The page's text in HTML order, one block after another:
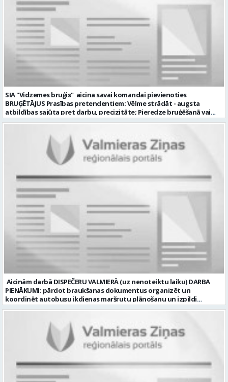
SIA "Vidzemes bruģis" aicina savai komandai pievienoties
BRUĢĒTĀJUS Prasības pretendentiem: Vēlme strādāt - augsta
atbildības sajūta pret darbu, precizitāte; Pieredze bruģēšanā vai
ceļu būvniecībā. Darba pienākumi: Bruģakmens ieklāšana; Ceļu, ielas
Bruģakmens pamatnes sagatavošana. Mēs nodrošinām: Stabilu
atalgojumu; Stabilu darbu ilgtermiņā; Nodrošinām ar darba
apģērbu un darba instrumentiem; Labus darba apstākļus. Darba
laika veids un režīms: normālais darba laiks; darba dienās 8.00-17.00;
sestdienas, svētdienas un svētku dienas brīvas. Darba objekti
Valmierā un tās apkārtnē (Vidzemē). CV ar amata norādi lūdzam
sūtīt uz e-pastu: vbrugis@inbox.lv Tālrunis informācijai: 26121050.
Profesija: BRUĢĒTĀJS Darba vietas adrese: LATVIJA, Alejas iela 10,
Valmiermuiža, Valmieras pag., Valmieras nov. Darba laika veids:
Normālais darba laiks Darba veids: Darbinieka amats uz nenoteiktu
laiku Slodze: Viena vesela slodze Darbības joma: Būvniecība /
Nekustamais īpašums Pieteikto vietu skaits: 1 Līgums: Darbinieka
amats uz nenoteiktu laiku Aktuāla līdz: 2026-08-20 Kontaktpersona:
CV lūdzam sūtīt uz e-pastu: vbrugis@inbox.lv
Aicinām darbā DISPEČERU VALMIERĀ (uz nenoteiktu laiku) DARBA
PIENĀKUMI: pārdot braukšanas dokumentus organizēt un
koordinēt autobusu ikdienas maršrutu plānošanu un izpildi
nodrošināt autobusu vadītāju dienas darba uzdevumu
profesionālā izglītība augsta atbildības sajūta, precizitāte un labas
komunikācijas spējas labas iemaņas darbā ar datoru un
elektronisko kases aparātu UZŅĒMUMS PIEDĀVĀ: darbu stabilā
uzņēmumā darba laiku: maiņu grafiks (1. dežūra no plkst. 05.20 līdz
plkst. 16.20 un 2.dežūra no plkst. 12.50-21.00) darba samaksu sākot no
1100 līdz 1250 EUR (pirms nodokļu nomaksas) pilnas sociālās
garantijas veselības apdrošināšanas iespējas dinamisku un